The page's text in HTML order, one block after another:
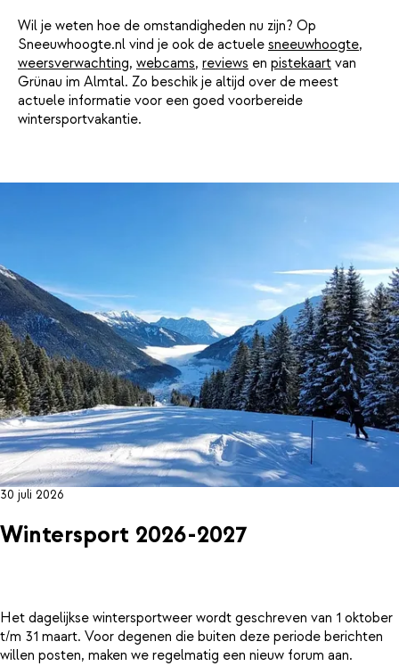
Wil je weten hoe de omstandigheden nu zijn? Op
Sneeuwhoogte.nl vind je ook de actuele sneeuwhoogte,
weersverwachting, webcams, reviews en pistekaart van
Grünau im Almtal. Zo beschik je altijd over de meest
actuele informatie voor een goed voorbereide
wintersportvakantie.
30 juli 2026
Wintersport 2026-2027
Het dagelijkse wintersportweer wordt geschreven van 1 oktober
t/m 31 maart. Voor degenen die buiten deze periode berichten
willen posten, maken we regelmatig een nieuw forum aan.